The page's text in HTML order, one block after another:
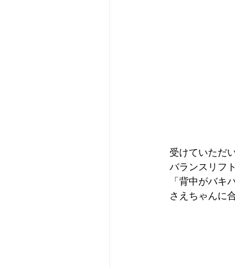
受けていただ
バランスリフ
「背中がバキ
さえちゃんに